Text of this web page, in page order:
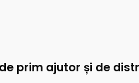
prim ajutor și de